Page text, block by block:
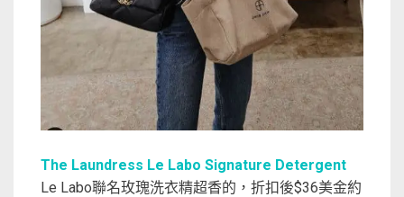
The Laundress Le Labo Signature Detergent
Le Labo聯名玫瑰洗衣精超香的，折扣後$36美金約